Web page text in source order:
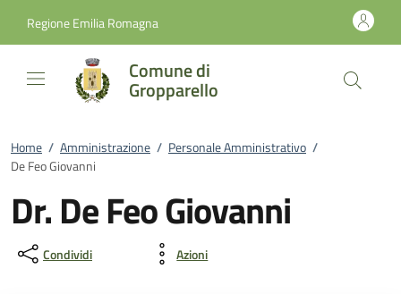
Regione Emilia Romagna
Comune di
Gropparello
Home / Amministrazione / Personale Amministrativo /
De Feo Giovanni
Dr. De Feo Giovanni
Condividi Azioni